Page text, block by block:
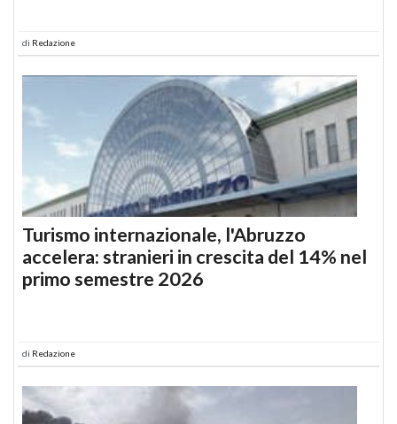
di Redazione
Turismo internazionale, l'Abruzzo
accelera: stranieri in crescita del 14% nel
primo semestre 2026
di Redazione